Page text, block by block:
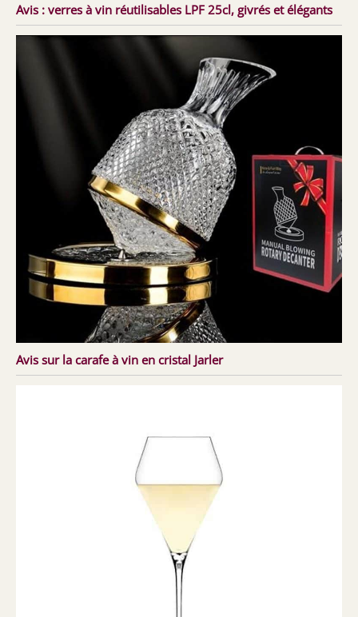
Avis : verres à vin réutilisables LPF 25cl, givrés et élégants
Avis sur la carafe à vin en cristal Jarler